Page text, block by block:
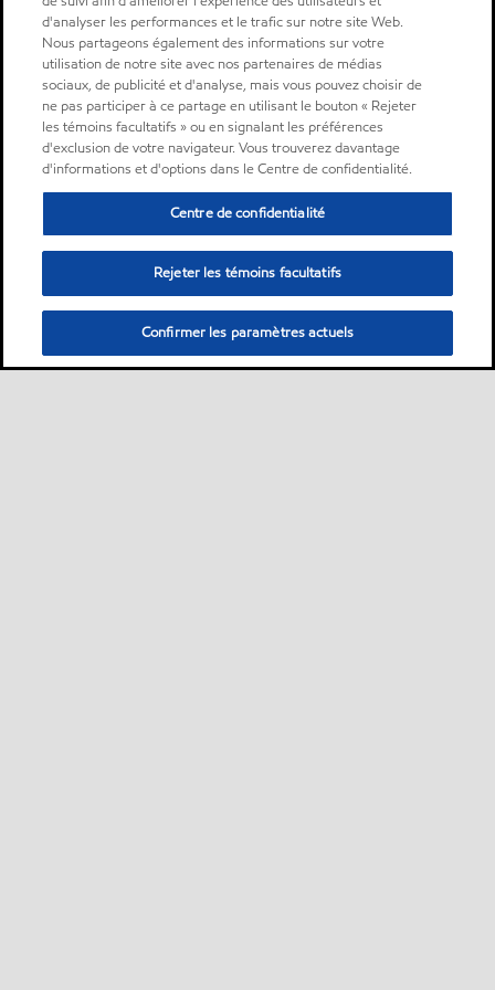
d'analyser les performances et le trafic sur notre site Web.
Nous partageons également des informations sur votre
utilisation de notre site avec nos partenaires de médias
sociaux, de publicité et d'analyse, mais vous pouvez choisir de
ne pas participer à ce partage en utilisant le bouton « Rejeter
les témoins facultatifs » ou en signalant les préférences
d'exclusion de votre navigateur. Vous trouverez davantage
d'informations et d'options dans le Centre de confidentialité.
Centre de confidentialité
Rejeter les témoins facultatifs
Confirmer les paramètres actuels